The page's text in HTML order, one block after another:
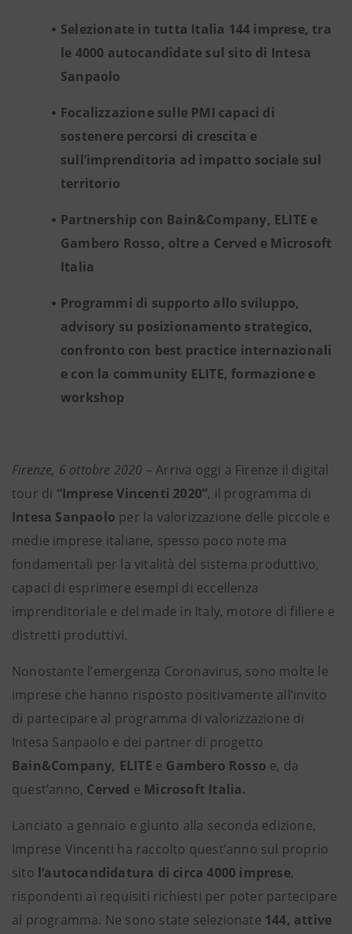
Selezionate in tutta Italia 144 imprese, tra
le 4000 autocandidate sul sito di Intesa
Sanpaolo
Focalizzazione sulle PMI capaci di
sostenere percorsi di crescita e
sull’imprenditoria ad impatto sociale sul
territorio
Partnership con Bain&Company, ELITE e
Gambero Rosso, oltre a Cerved e Microsoft
Italia
Programmi di supporto allo sviluppo,
advisory su posizionamento strategico,
confronto con best practice internazionali
e con la community ELITE, formazione e
workshop
Firenze, 6 ottobre 2020 – Arriva oggi a Firenze il digital
tour di “Imprese Vincenti 2020”, il programma di
Intesa Sanpaolo per la valorizzazione delle piccole e
medie imprese italiane, spesso poco note ma
fondamentali per la vitalità del sistema produttivo,
capaci di esprimere esempi di eccellenza
imprenditoriale e del made in Italy, motore di filiere e
distretti produttivi.
Nonostante l’emergenza Coronavirus, sono molte le
imprese che hanno risposto positivamente all’invito
di partecipare al programma di valorizzazione di
Intesa Sanpaolo e dei partner di progetto
Bain&Company, ELITE e Gambero Rosso e, da
quest’anno, Cerved e Microsoft Italia.
Lanciato a gennaio e giunto alla seconda edizione,
Imprese Vincenti ha raccolto quest’anno sul proprio
sito l’autocandidatura di circa 4000 imprese,
rispondenti ai requisiti richiesti per poter partecipare
al programma. Ne sono state selezionate 144, attive